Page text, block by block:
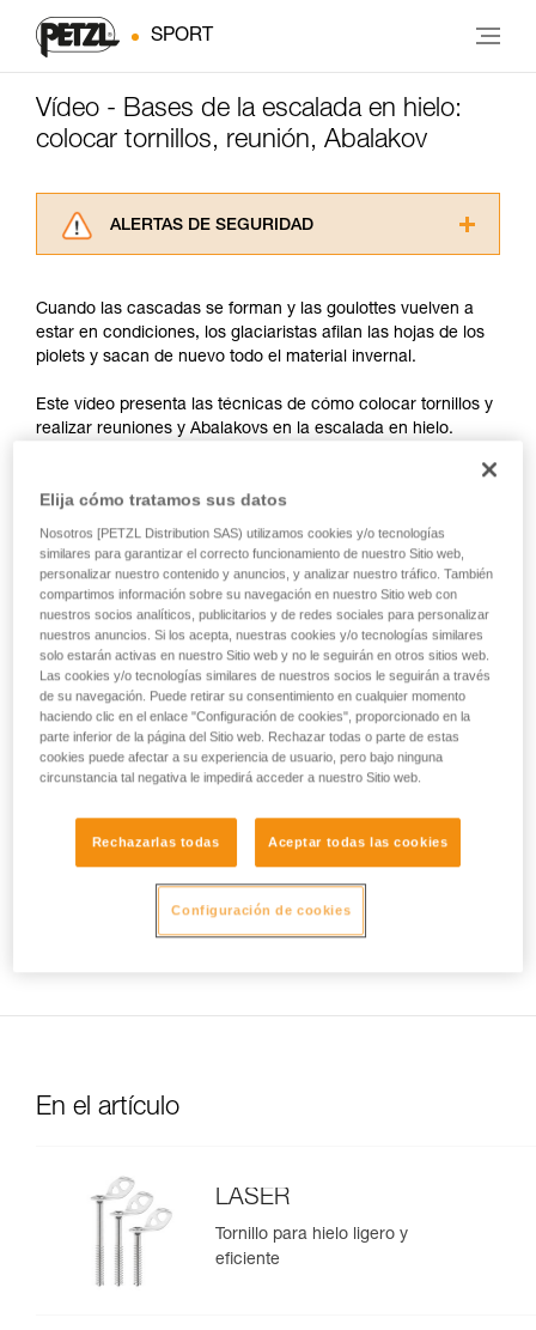
SPORT
Vídeo - Bases de la escalada en hielo:
colocar tornillos, reunión, Abalakov
ALERTAS DE SEGURIDAD
consultarlo. Usted debe comprender la
información de la ficha técnica para poder
comprender este complemento informativo.
y un entrenamiento específico. Confirme a
través de un profesional su capacidad para
autónoma.
Damos ejemplos de técnicas relacionadas con
su actividad. Pueden existir otras que no
describimos aquí.
Cuando las cascadas se forman y las goulottes vuelven a
estar en condiciones, los glaciaristas afilan las hojas de los
piolets y sacan de nuevo todo el material invernal.
Este vídeo presenta las técnicas de cómo colocar tornillos y
realizar reuniones y Abalakovs en la escalada en hielo.
Aquí sólo abordamos puntos técnicos, pero no olvides que
en la escalada en hielo, es especialmente importante
entender bien el medio en el que evolucionas.
La calidad del hielo, su estructura, las pendientes
superiores, las recientes variaciones de la temperatura son
factores esenciales a considerar antes de meterse en una
cascada de hielo.
En el artículo
LASER
Tornillo para hielo ligero y
eficiente
Elija cómo tratamos sus datos
Nosotros [PETZL Distribution SAS) utilizamos cookies y/o tecnologías
similares para garantizar el correcto funcionamiento de nuestro Sitio web,
personalizar nuestro contenido y anuncios, y analizar nuestro tráfico. También
compartimos información sobre su navegación en nuestro Sitio web con
nuestros socios analíticos, publicitarios y de redes sociales para personalizar
nuestros anuncios. Si los acepta, nuestras cookies y/o tecnologías similares
solo estarán activas en nuestro Sitio web y no le seguirán en otros sitios web.
Las cookies y/o tecnologías similares de nuestros socios le seguirán a través
de su navegación. Puede retirar su consentimiento en cualquier momento
haciendo clic en el enlace "Configuración de cookies", proporcionado en la
parte inferior de la página del Sitio web. Rechazar todas o parte de estas
cookies puede afectar a su experiencia de usuario, pero bajo ninguna
circunstancia tal negativa le impedirá acceder a nuestro Sitio web.
Rechazarlas todas Aceptar todas las cookies
Configuración de cookies